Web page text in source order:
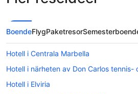
BoendeFlygPaketresor
Hotell i Centrala Marbella
Hotell i närheten av Don Carlos tennis-
Hotell i Elviria